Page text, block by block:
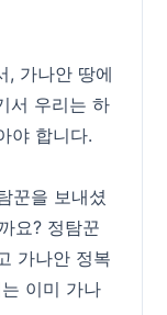
, 가나안 땅에
서 우리는 하
야 합니다.
꾼을 보내셨
요? 정탐꾼
가나안 정복
이미 가나